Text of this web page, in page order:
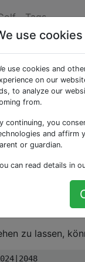
Tags
in Bochnia
dass es aus
der
bis wir
zu lassen,
use cookies
use cookies and
on our
to analyze our
from.
continuing, you
and affirm
or guardian.
can read details in